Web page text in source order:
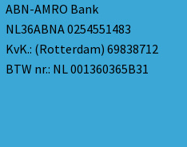
ABN-AMRO Bank
NL36ABNA 0254551483
KvK.: (Rotterdam) 69838712
BTW nr.: NL 001360365B31